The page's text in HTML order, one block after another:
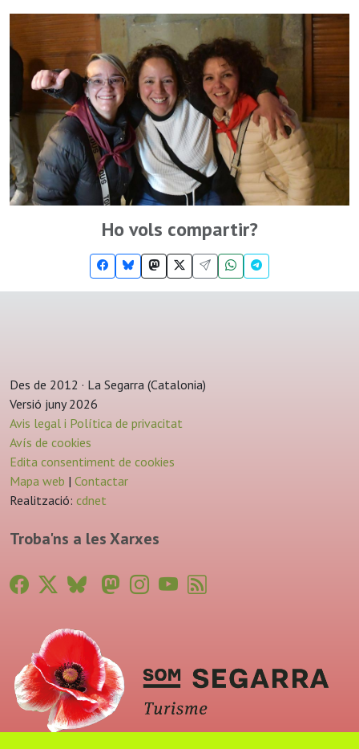
Ho vols compartir?
Des de 2012 · La Segarra (Catalonia)
Versió juny 2026
Avis legal i Política de privacitat
Avís de cookies
Edita consentiment de cookies
Mapa web | Contactar
Realització: cdnet
Troba'ns a les Xarxes